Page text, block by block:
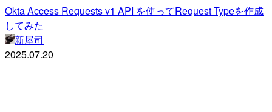
Okta Access Requests v1 API を使ってRequest Typeを作成
してみた
新屋司
2025.07.20